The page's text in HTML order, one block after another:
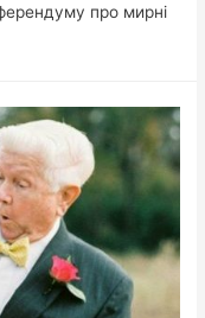
про мирні